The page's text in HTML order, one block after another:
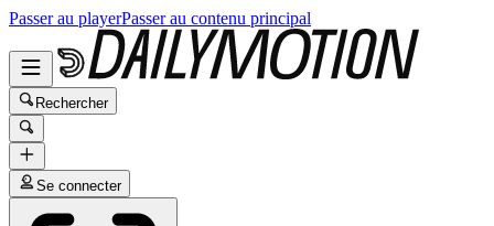
Passer au playerPasser au contenu principal
Rechercher
Se connecter